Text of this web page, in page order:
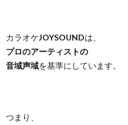
カラオケJOYSOUNDは、
プロのアーティストの
音域声域を基準にしています。
つまり、